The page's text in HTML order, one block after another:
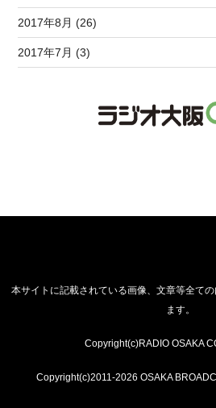
2017年8月 (26)
2017年7月 (3)
本サイトに記載されている画像、文章等全て
ます。
Copyright(c)RADIO OSAKA
Copyright(c)2011-2026 OSAKA